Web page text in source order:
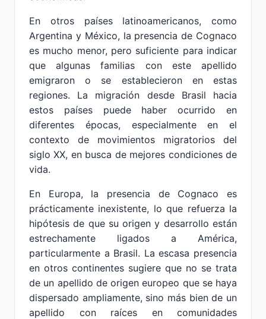
En otros países latinoamericanos, como
Argentina y México, la presencia de Cognaco
es mucho menor, pero suficiente para indicar
que algunas familias con este apellido
emigraron o se establecieron en estas
regiones. La migración desde Brasil hacia
estos países puede haber ocurrido en
diferentes épocas, especialmente en el
contexto de movimientos migratorios del
siglo XX, en busca de mejores condiciones de
vida.
En Europa, la presencia de Cognaco es
prácticamente inexistente, lo que refuerza la
hipótesis de que su origen y desarrollo están
estrechamente ligados a América,
particularmente a Brasil. La escasa presencia
en otros continentes sugiere que no se trata
de un apellido de origen europeo que se haya
dispersado ampliamente, sino más bien de un
apellido con raíces en comunidades